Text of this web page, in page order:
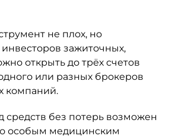
не плох, но
зажиточных,
открыть до трёх счетов
или разных брокеров
компаний.
без потерь возможен
особым медицинским